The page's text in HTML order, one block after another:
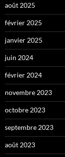
août 2025
février 2025
janvier 2025
juin 2024
février 2024
novembre 2023
octobre 2023
septembre 2023
août 2023